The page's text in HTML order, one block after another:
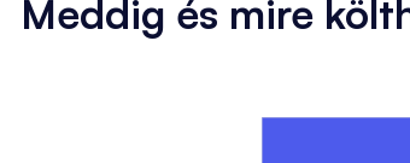
Meddig és mire